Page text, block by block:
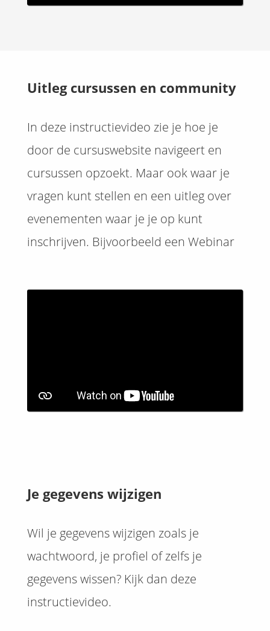
Uitleg cursussen en community
In deze instructievideo zie je hoe je
door de cursuswebsite navigeert en
cursussen opzoekt. Maar ook waar je
vragen kunt stellen en een uitleg over
evenementen waar je je op kunt
inschrijven. Bijvoorbeeld een Webinar
Je gegevens wijzigen
Wil je gegevens wijzigen zoals je
wachtwoord, je profiel of zelfs je
gegevens wissen? Kijk dan deze
instructievideo.